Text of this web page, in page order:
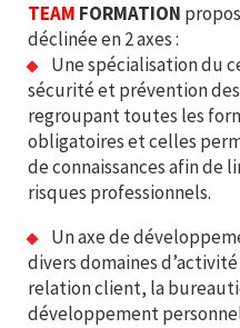
TEAM FORMATION
déclinée en 2 axes :
Une spécialisation du
sécurité et prévention
regroupant toutes les
obligatoires et celles
de connaissances afin de
risques professionnels.
Un axe de
divers domaines
relation client, la
développement